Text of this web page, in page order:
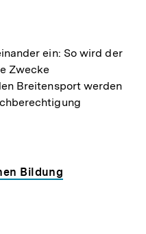
ein: So wird der
Zwecke
Breitensport werden
Bildung